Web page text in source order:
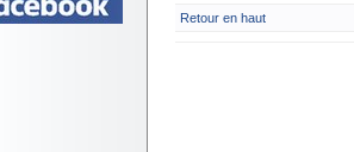
Retour en haut